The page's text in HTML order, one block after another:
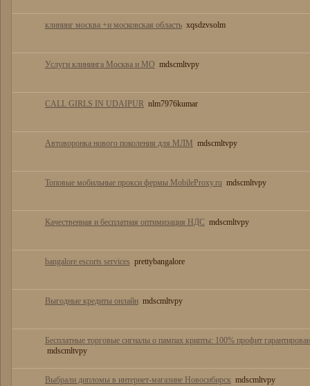
клининг москва +и московская область xqsdzvsolm
Услуги клининга Москва и МО mdscmltvpy
CALL GIRLS IN UDAIPUR nlm7976kumar
Автоворонка нового поколения для МЛМ mdscmltvpy
Топовые мобильные прокси фермы MobileProxy.ru mdscmltvpy
Качественная и бесплатная оптимизация НДС mdscmltvpy
bangalore escorts services prettybangalore
Выгодные кредиты онлайн mdscmltvpy
Бесплатные торговые сигналы о пампах крипты: 100% профит гарантирован
mdscmltvpy
Выбрали дипломы в интернет-магазине Новосибирск mdscmltvpy